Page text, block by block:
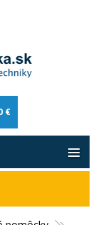
€